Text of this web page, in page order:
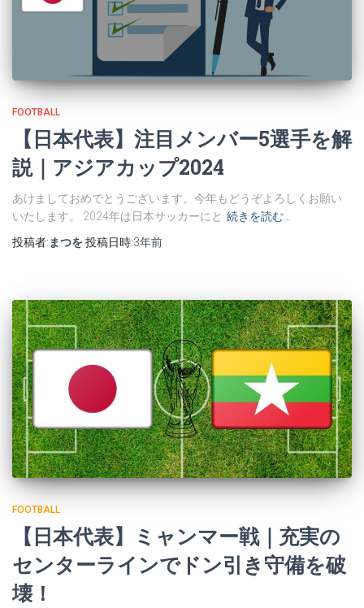
FOOTBALL
【日本代表】注目メンバー5選手を解
説｜アジアカップ2024
あけましておめでとうございます。今年もどうぞよろしくお願い
いたします。 2024年は日本サッカーにと 続きを読む…
投稿者: まつを投稿日時:3年前
FOOTBALL
【日本代表】ミャンマー戦｜充実の
センターラインでドン引き守備を破
壊！